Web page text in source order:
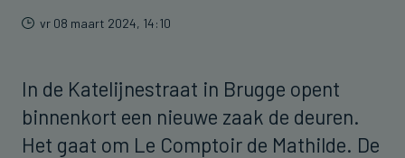
vr 08 maart 2024, 14:10
In de Katelijnestraat in Brugge opent
binnenkort een nieuwe zaak de deuren.
Het gaat om Le Comptoir de Mathilde. De